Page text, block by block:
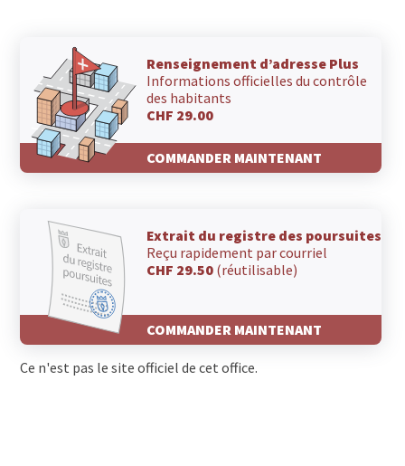
Renseignement d’adresse Plus
Informations officielles du contrôle
des habitants
CHF 29.00
COMMANDER MAINTENANT
Extrait du registre des poursuites
Reçu rapidement par courriel
CHF 29.50 (réutilisable)
COMMANDER MAINTENANT
Ce n'est pas le site officiel de cet office.